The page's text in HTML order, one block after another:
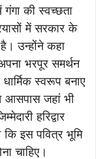
की स्वच्छता
में सरकार के
उन्होंने कहा
भरपूर समर्थन
स्वरूप बनाए
आसपास जहां भी
हरिद्वार
इस पवित्र भूमि
चाहिए।